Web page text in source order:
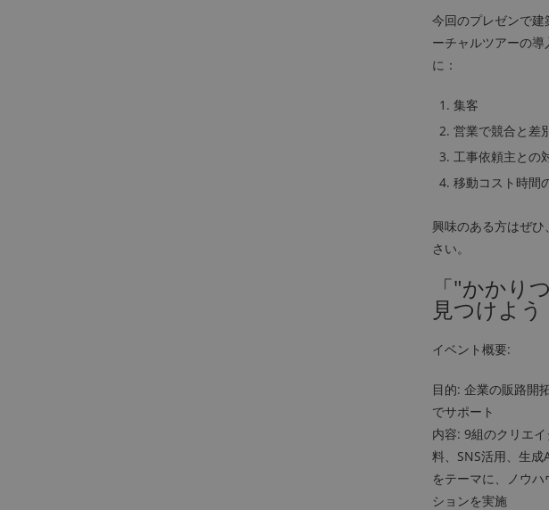
今回のプレゼンで
ーチャルツアーの
に：
集客
営業で競合と差
工事依頼主との
移動コスト時間
興味のある方はぜ
さい。
「"かかり
見つけよ
イベント概要:
目的: 企業の販路開
でサポート
内容: 9組のクリエ
料、SNS活用、生
をテーマに、ノウ
ションを実施